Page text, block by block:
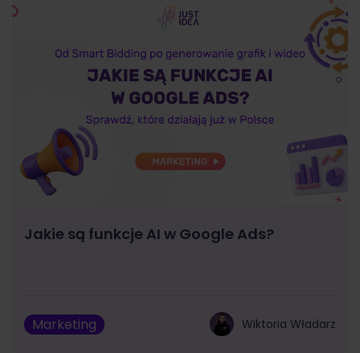
Jakie są funkcje AI w Google Ads?
Marketing Wiktoria Władarz